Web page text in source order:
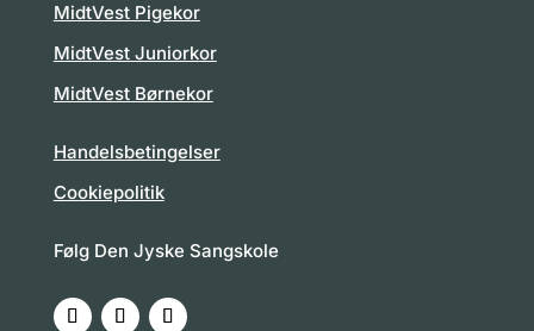
MidtVest Pigekor
MidtVest Juniorkor
MidtVest Børnekor
Handelsbetingelser
Cookiepolitik
Følg Den Jyske Sangskole